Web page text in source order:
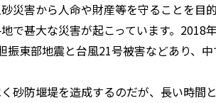
災害から人命や財産等を守ることを目
で甚大な災害が起こっています。
振東部地震と台風21号被害などあり、
砂防堰堤を造成するのだが、長い時間